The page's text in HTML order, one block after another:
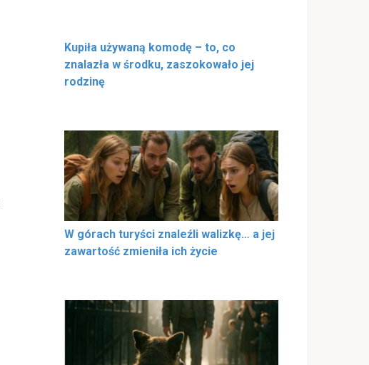
Kupiła używaną komodę – to, co
znalazła w środku, zaszokowało jej
rodzinę
W górach turyści znaleźli walizkę… a jej
zawartość zmieniła ich życie